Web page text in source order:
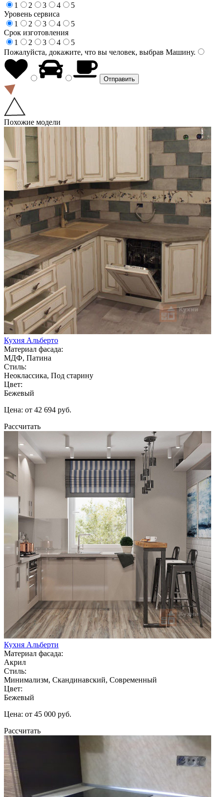
1
2 3 4
5
Уровень сервиса
1
2 3 4
5
Срок изготовления
1
2 3 4
5
Пожалуйста, докажите, что вы человек, выбрав Машину.
Похожие модели
Кухня Альберто
Материал фасада:
МДФ, Патина
Стиль:
Неоклассика, Под старину
Цвет:
Бежевый
Цена: от 42 694 руб.
Рассчитать
Кухня Альберти
Материал фасада:
Акрил
Стиль:
Минимализм, Скандинавский, Современный
Цвет:
Бежевый
Цена: от 45 000 руб.
Рассчитать